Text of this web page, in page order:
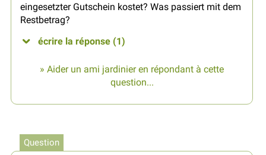
eingesetzter Gutschein kostet? Was passiert mit dem
Restbetrag?
écrire la réponse (1)
» Aider un ami jardinier en répondant à cette
question...
Question